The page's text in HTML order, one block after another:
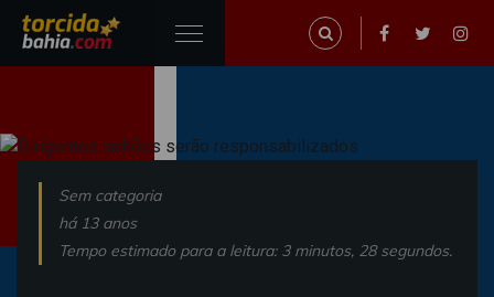
Sem categoria
há 13 anos
Tempo estimado para a leitura: 3 minutos, 28 segundos.